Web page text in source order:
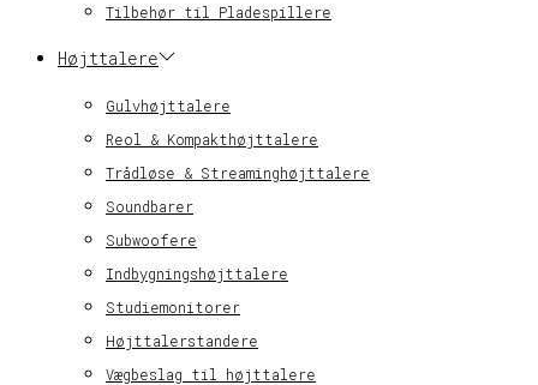
Tilbehør til Pladespillere
Højttalere
Gulvhøjttalere
Reol & Kompakthøjttalere
Trådløse & Streaminghøjttalere
Soundbarer
Subwoofere
Indbygningshøjttalere
Studiemonitorer
Højttalerstandere
Vægbeslag til højttalere